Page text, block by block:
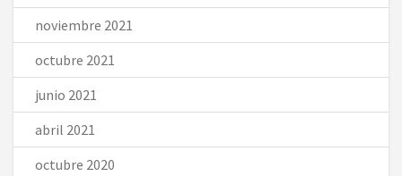
noviembre 2021
octubre 2021
junio 2021
abril 2021
octubre 2020